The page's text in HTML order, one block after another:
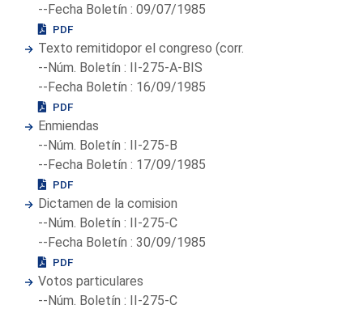
--Fecha Boletín : 09/07/1985
PDF
Texto remitidopor el congreso (corr.
--Núm. Boletín : II-275-A-BIS
--Fecha Boletín : 16/09/1985
PDF
Enmiendas
--Núm. Boletín : II-275-B
--Fecha Boletín : 17/09/1985
PDF
Dictamen de la comision
--Núm. Boletín : II-275-C
--Fecha Boletín : 30/09/1985
PDF
Votos particulares
--Núm. Boletín : II-275-C